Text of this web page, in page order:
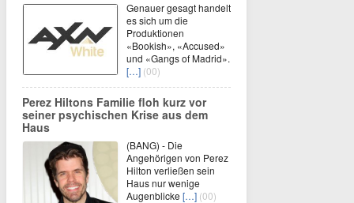
Genauer gesagt handelt
es sich um die
Produktionen
«Bookish», «Accused»
und «Gangs of Madrid».
[…] (00)
Perez Hiltons Familie floh kurz vor
seiner psychischen Krise aus dem
Haus
(BANG) - Die
Angehörigen von Perez
Hilton verließen sein
Haus nur wenige
Augenblicke […] (00)